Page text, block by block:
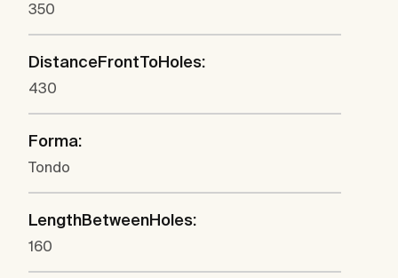
350
DistanceFrontToHoles:
430
Forma:
Tondo
LengthBetweenHoles:
160